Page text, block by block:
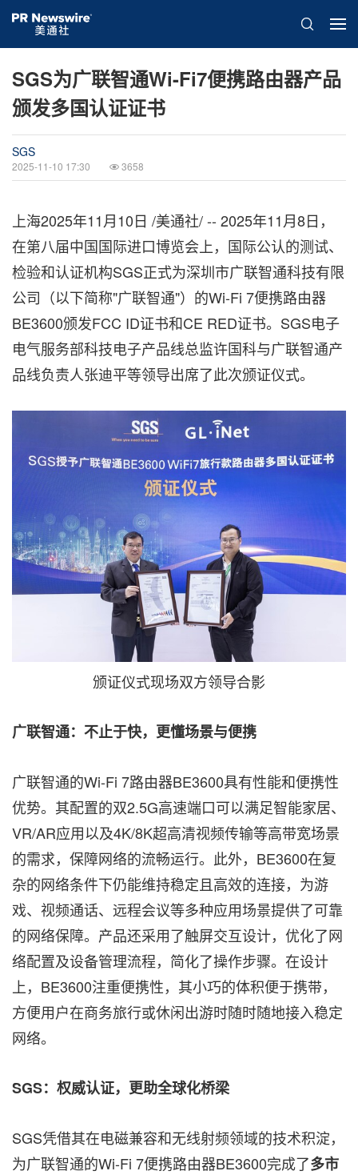
SGS为广联智通Wi-Fi7便携路由器产品
颁发多国认证证书
SGS
2025-11-10 17:30 3658
上海2025年11月10日 /美通社/ -- 2025年11月8日，
在第八届中国国际进口博览会上，国际公认的测试、
检验和认证机构SGS正式为深圳市广联智通科技有限
公司（以下简称"广联智通"）的Wi-Fi 7便携路由器
BE3600颁发FCC ID证书和CE RED证书。SGS电子
电气服务部科技电子产品线总监许国科与广联智通产
品线负责人张迪平等领导出席了此次颁证仪式。
颁证仪式现场双方领导合影
广联智通：不止于快，更懂场景与便携
广联智通的Wi-Fi 7路由器BE3600具有性能和便携性
优势。其配置的双2.5G高速端口可以满足智能家居、
VR/AR应用以及4K/8K超高清视频传输等高带宽场景
的需求，保障网络的流畅运行。此外，BE3600在复
杂的网络条件下仍能维持稳定且高效的连接，为游
戏、视频通话、远程会议等多种应用场景提供了可靠
的网络保障。产品还采用了触屏交互设计，优化了网
络配置及设备管理流程，简化了操作步骤。在设计
上，BE3600注重便携性，其小巧的体积便于携带，
方便用户在商务旅行或休闲出游时随时随地接入稳定
网络。
SGS：权威认证，更助全球化桥梁
SGS凭借其在电磁兼容和无线射频领域的技术积淀，
为广联智通的Wi-Fi 7便携路由器BE3600完成了多市